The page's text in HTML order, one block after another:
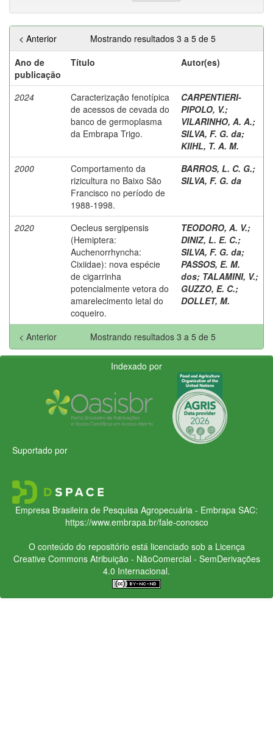
Mostrando resultados 3 a 5 de 5
< Anterior
Ano de
publicação
Título Autor(es)
2024
Caracterização fenotípica
de acessos de cevada do
banco de germoplasma
da Embrapa Trigo.
CARPENTIERI-
PIPOLO, V.;
VILARINHO, A. A.;
SILVA, F. G. da;
KIIHL, T. A. M.
2000
Comportamento da
rizicultura no Baixo São
Francisco no período de
1988-1998.
BARROS, L. C. G.;
SILVA, F. G. da
2020
Oecleus sergipensis
(Hemiptera:
Auchenorrhyncha:
Cixiidae): nova espécie
de cigarrinha
potencialmente vetora do
amarelecimento letal do
coqueiro.
TEODORO, A. V.;
DINIZ, L. E. C.;
SILVA, F. G. da;
PASSOS, E. M.
dos; TALAMINI, V.;
GUZZO, E. C.;
DOLLET, M.
Mostrando resultados 3 a 5 de 5
< Anterior
Indexado por
Suportado por
Empresa Brasileira de Pesquisa Agropecuária - Embrapa SAC:
https://www.embrapa.br/fale-conosco
O conteúdo do repositório está licenciado sob a Licença
Creative CommonsAtribuição - NãoComercial - SemDerivações
4.0 Internacional.